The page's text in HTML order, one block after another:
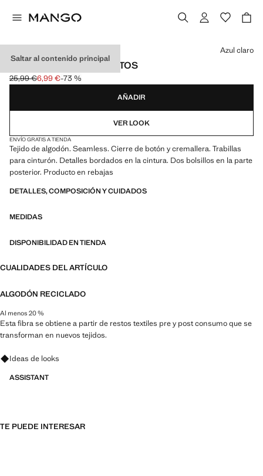
Saltar al contenido principal
JEANS SEAMLESS RECTOS
Precio inicial tachado [25,99 € ]
25,99 €
Precio actual [6,99 € ]
6,99 €-73 %
Selecciona un color
Azul claro
AÑADIR
VER LOOK
ENVÍO GRATIS A TIENDA
Tejido de algodón. Seamless. Cierre de botón y cremallera. Trabillas
para cinturón. Detalles bordados en la cintura. Dos bolsillos en la parte
posterior. Producto en rebajas
DETALLES, COMPOSICIÓN Y CUIDADOS
MEDIDAS
DISPONIBILIDAD EN TIENDA
CUALIDADES DEL ARTÍCULO
ALGODÓN RECICLADO
Al menos 20 %
Esta fibra se obtiene a partir de restos textiles pre y post consumo que se
transforman en nuevos tejidos.
Pregunta por looks, prendas y tendencias
Ideas de looks
ASSISTANT
TE PUEDE INTERESAR